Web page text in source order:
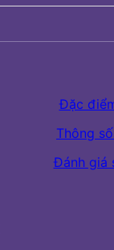
Đặc
Thông
Đánh giá